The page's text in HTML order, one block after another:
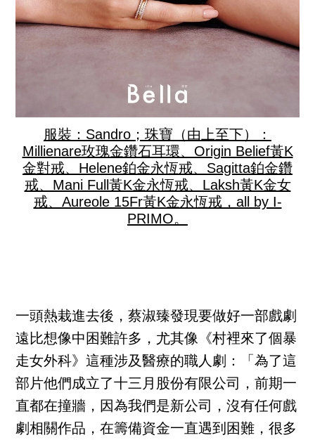
服裝：Sandro；珠寶（由上至下）：
Millienare玫瑰金鑽石耳環、Origin Belief黃K
金對戒、Helene鉑金永恆戒、Sagitta鉑金鑽
戒、Mani Full黃K金永恆戒、Laksh黃K金女
戒、Aureole 15Fr黃K金永恆戒，all by I-
PRIMO。
一頭熱栽進去後，蔡淑臻發現要做好一部戲劇
遠比想像中困難許多，尤其像《村裡來了個暴
走女外科》這種涉及醫療的職人劇：「為了這
部片他們成立了十三月股份有限公司，前期一
直都在撞牆，因為我們是新公司，沒有任何戲
劇相關作品，在籌備資金一直遇到困難，很多